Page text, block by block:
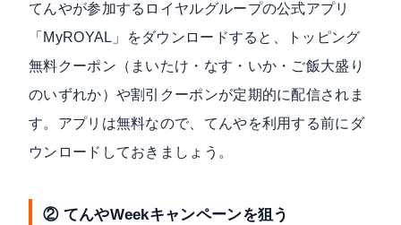
てんやが参加するロイヤルグループの公式アプリ
「MyROYAL」をダウンロードすると、トッピング
無料クーポン（まいたけ・なす・いか・ご飯大盛り
のいずれか）や割引クーポンが定期的に配信されま
す。アプリは無料なので、てんやを利用する前にダ
ウンロードしておきましょう。
② てんやWeekキャンペーンを狙う